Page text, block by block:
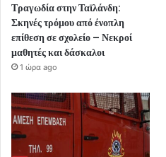
Τραγωδία στην Ταϊλάνδη:
Σκηνές τρόμου από ένοπλη
επίθεση σε σχολείο – Νεκροί
μαθητές και δάσκαλοι
1 ώρα ago